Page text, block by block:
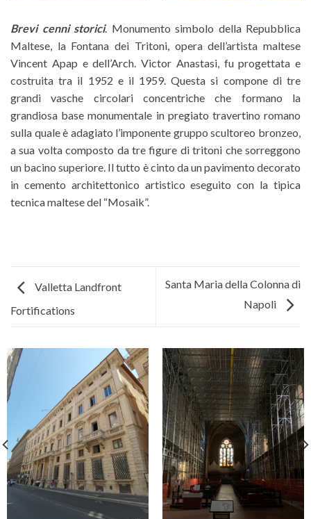
Brevi cenni storici. Monumento simbolo della Repubblica
Maltese, la Fontana dei Tritoni, opera dell’artista maltese
Vincent Apap e dell’Arch. Victor Anastasi, fu progettata e
costruita tra il 1952 e il 1959. Questa si compone di tre
grandi vasche circolari concentriche che formano la
grandiosa base monumentale in pregiato travertino romano
sulla quale è adagiato l’imponente gruppo scultoreo bronzeo,
a sua volta composto da tre figure di tritoni che sorreggono
un bacino superiore. Il tutto è cinto da un pavimento decorato
in cemento architettonico artistico eseguito con la tipica
tecnica maltese del “Mosaik”.
Valletta Landfront
Fortifications
Santa Maria della Colonna di
Napoli